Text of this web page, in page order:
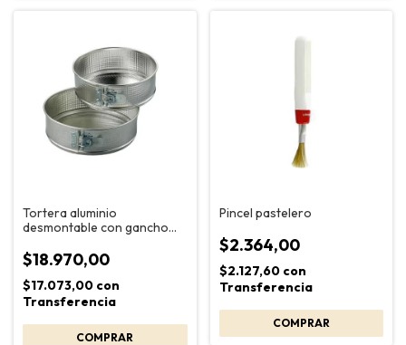
Tortera aluminio
desmontable con gancho
$18.970,00
$17.073,00 con
Transferencia
Pincel pastelero
$2.364,00
$2.127,60 con
Transferencia